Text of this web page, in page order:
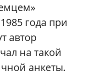
года при
автор
на такой
анкеты.